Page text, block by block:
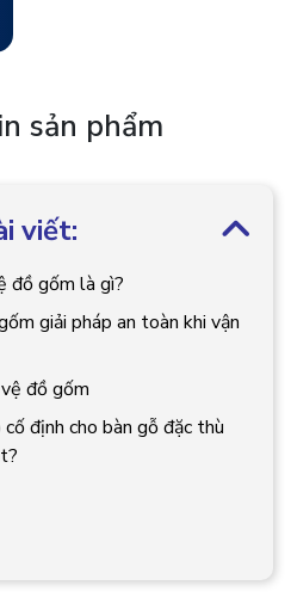
sản phẩm
viết:
đồ gốm là gì?
giải pháp an toàn khi vận
đồ gốm
định cho bàn gỗ đặc thù